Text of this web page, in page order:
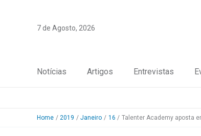
7 de Agosto, 2026
Notícias Artigos Entrevistas
Home 2019 Janeiro 16 Talenter Academy aposta